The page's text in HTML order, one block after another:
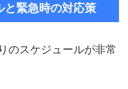
と緊急時の対応策
のスケジュールが非常